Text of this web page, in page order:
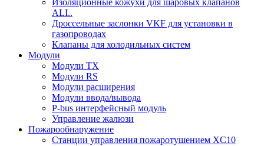
Изоляционные кожухи для шаровых клапанов
ALI..
Дроссельные заслонки VKF для установки в
газопроводах
Клапаны для холодильных систем
Модули
Модули TX
Модули RS
Модули расширения
Модули ввода/вывода
P-bus интерфейсный модуль
Управление жалюзи
Пожарообнаружение
Станции управления пожаротушением XC10